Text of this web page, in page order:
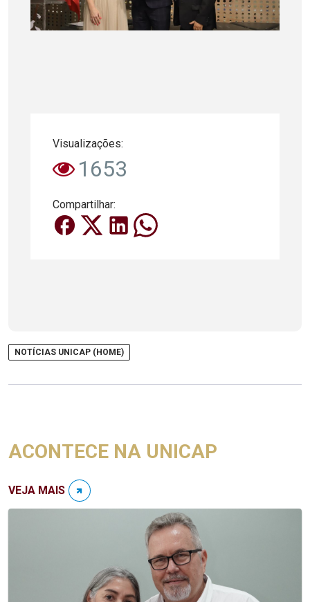
Visualizações:
1653
Compartilhar:
NOTÍCIAS UNICAP (HOME)
ACONTECE NA UNICAP
VEJA MAIS